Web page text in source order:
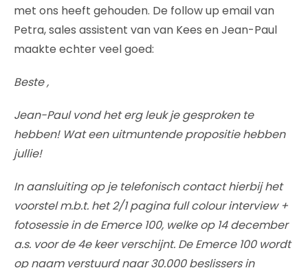
met ons heeft gehouden. De follow up email van
Petra, sales assistent van van Kees en Jean-Paul
maakte echter veel goed:
Beste ,
Jean-Paul vond het erg leuk je gesproken te
hebben! Wat een uitmuntende propositie hebben
jullie!
In aansluiting op je telefonisch contact hierbij het
voorstel m.b.t. het 2/1 pagina full colour interview +
fotosessie in de Emerce 100, welke op 14 december
a.s. voor de 4e keer verschijnt. De Emerce 100 wordt
op naam verstuurd naar 30.000 beslissers in